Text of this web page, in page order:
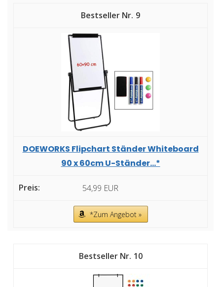
9
DOEWORKS Flipchart Ständer Whiteboard
90 x 60cm U-Ständer...*
54,99 EUR
*Zum Angebot »
10